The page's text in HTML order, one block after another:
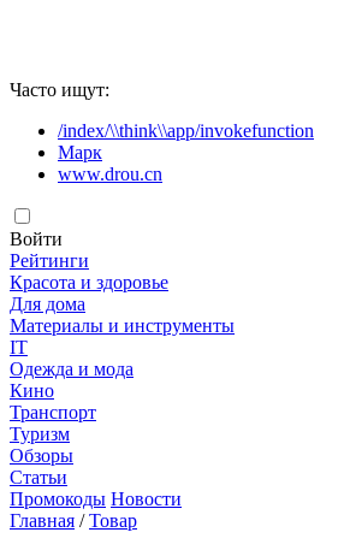
Часто ищут:
/index/\\think\\app/invokefunction
Марк
www.drou.cn
Войти
Рейтинги
Красота и здоровье
Для дома
Материалы и инструменты
IT
Одежда и мода
Кино
Транспорт
Туризм
Обзоры
Статьи
Промокоды Новости
Главная /Товар